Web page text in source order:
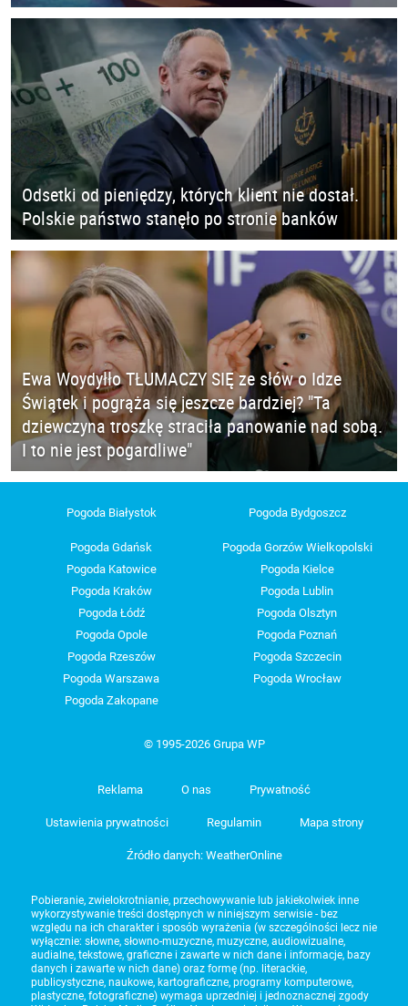
Odsetki od pieniędzy, których klient nie dostał.
Polskie państwo stanęło po stronie banków
Ewa Woydyłło TŁUMACZY SIĘ ze słów o Idze
Świątek i pogrąża się jeszcze bardziej? "Ta
dziewczyna troszkę straciła panowanie nad sobą.
I to nie jest pogardliwe"
Pogoda Białystok Pogoda Bydgoszcz
Pogoda Gdańsk
Pogoda Gorzów Wielkopolski
Pogoda Katowice
Pogoda Kielce
Pogoda Kraków
Pogoda Lublin
Pogoda Łódź
Pogoda Olsztyn
Pogoda Opole
Pogoda Poznań
Pogoda Rzeszów
Pogoda Szczecin
Pogoda Warszawa
Pogoda Wrocław
Pogoda Zakopane
© 1995-2026 Grupa WP
Reklama O nas Prywatność
Ustawienia prywatności Regulamin Mapa strony
Źródło danych: WeatherOnline
Pobieranie, zwielokrotnianie, przechowywanie lub jakiekolwiek inne
wykorzystywanie treści dostępnych w niniejszym serwisie - bez
względu na ich charakter i sposób wyrażenia (w szczególności lecz nie
wyłącznie: słowne, słowno-muzyczne, muzyczne, audiowizualne,
audialne, tekstowe, graficzne i zawarte w nich dane i informacje, bazy
danych i zawarte w nich dane) oraz formę (np. literackie,
publicystyczne, naukowe, kartograficzne, programy komputerowe,
plastyczne, fotograficzne) wymaga uprzedniej i jednoznacznej zgody